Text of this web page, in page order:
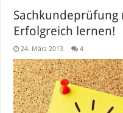
Sachkundeprüfung
Erfolgreich lernen!
24. März 2013 4